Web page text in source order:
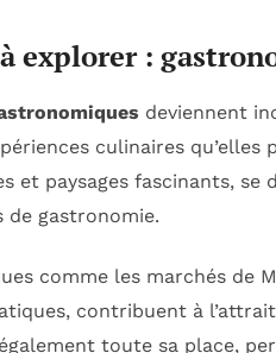
explorer :
deviennent
culinaires
et paysages fascinants,
de gastronomie.
comme les marchés de
contribuent à
toute sa place,